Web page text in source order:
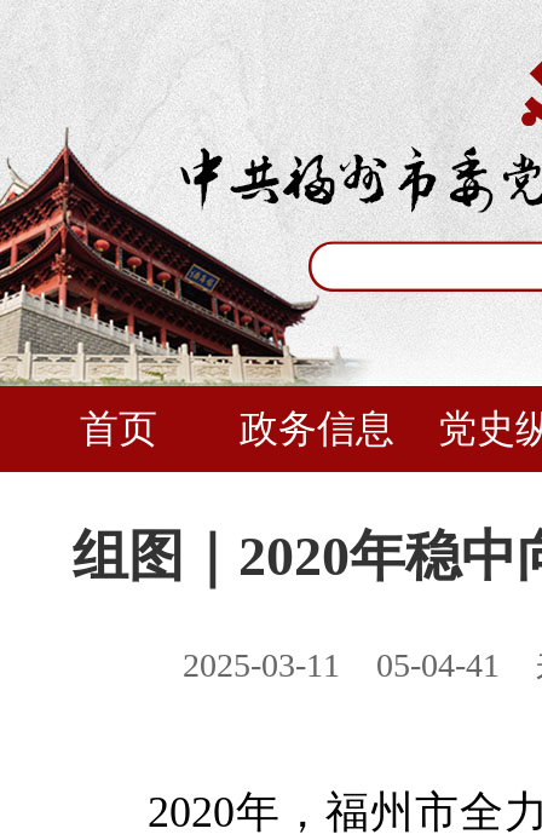
首页 政务信息 党史
组图｜2020年稳中
2025-03-11 05-04-41
2020年，福州市全